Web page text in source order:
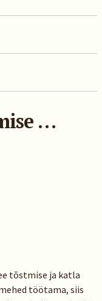
…
tõstmise ja katla
töötama, siis